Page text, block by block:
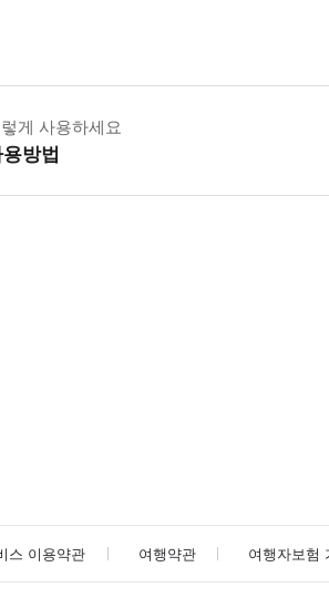
보 * 1월 ~ 12월 * 01:00 ~ 닫는 시간 유동적(이
물 * 꼭 준비해야하는 것 2차원 코드 포함된 바우
게 사용하세요
방법
스 이용약관 여행약관 여행자보험